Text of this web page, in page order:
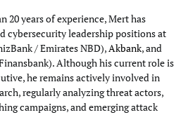
20 years of experience, Mert has
cybersecurity leadership positions at
/ Emirates NBD), Akbank, and
Although his current role is
he remains actively involved in
regularly analyzing threat actors,
campaigns, and emerging attack